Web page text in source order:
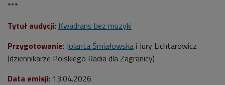
***
Tytuł audycji: Kwadrans bez muzyki
Przygotowanie: Jolanta Śmiałowska i Jury Lichtarowicz
(dziennikarze Polskiego Radia dla Zagranicy)
Data emisji: 13.04.2026